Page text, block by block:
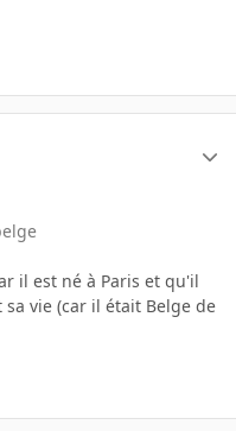
il est né à Paris et qu'il
vie (car il était Belge de